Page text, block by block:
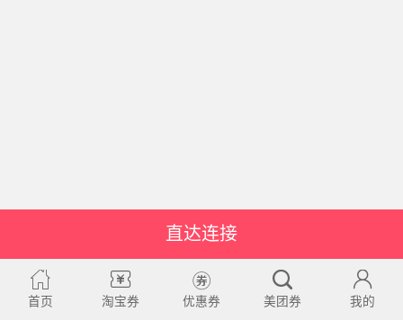
直达连接
首页 淘宝券 优惠券 美团券 我的